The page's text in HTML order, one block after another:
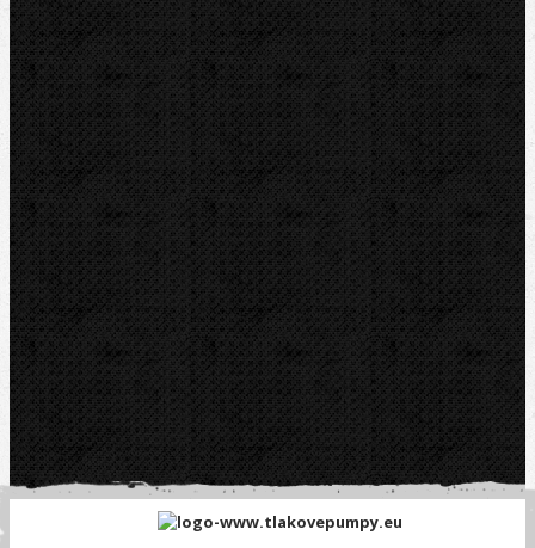
Telefón mobil:
0 902 164 546
Telefón pev.:
0 424 466 470
E-mail:
nipo@nipo.sk
Platobná brána GOPAY